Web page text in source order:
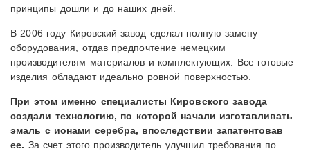
принципы дошли и до наших дней.
В 2006 году Кировский завод сделал полную замену
оборудования, отдав предпочтение немецким
производителям материалов и комплектующих. Все готовые
изделия обладают идеально ровной поверхностью.
При этом именно специалисты Кировского завода
создали технологию, по которой начали изготавливать
эмаль с ионами серебра, впоследствии запатентовав
ее. За счет этого производитель улучшил требования по